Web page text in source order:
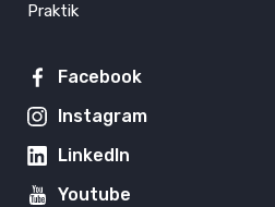
Praktik
Facebook
Instagram
LinkedIn
Youtube